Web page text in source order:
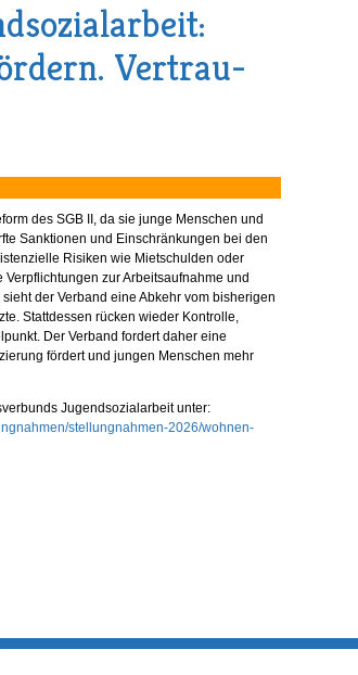
Ver­trau­
des SGB II, da sie junge Menschen und
Sanktionen und Einschränkungen bei den
Risiken wie Mietschulden oder
zur Arbeitsaufnahme und
der Verband eine Abkehr vom bisherigen
Stattdessen rücken wieder Kontrolle,
Der Verband fordert daher eine
fördert und jungen Menschen mehr
Jugendsozialarbeit unter:
stellungnahmen-2026/wohnen-